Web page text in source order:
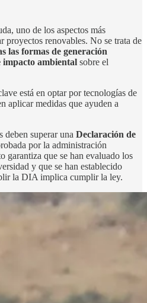
uno de los aspectos más
proyectos renovables. No se trata de
las formas de generación
impacto ambiental sobre el
está en optar por tecnologías de
aplicar medidas que ayuden a
deben superar una Declaración de
por la administración
garantiza que se han evaluado los
y que se han establecido
la DIA implica cumplir la ley.